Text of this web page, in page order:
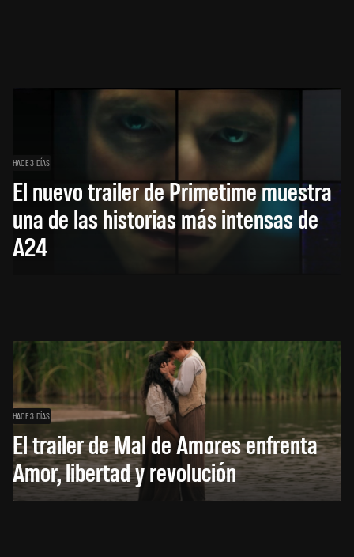
HACE 3 DÍAS
El nuevo trailer de Primetime muestra
una de las historias más intensas de
A24
HACE 3 DÍAS
El trailer de Mal de Amores enfrenta
Amor, libertad y revolución